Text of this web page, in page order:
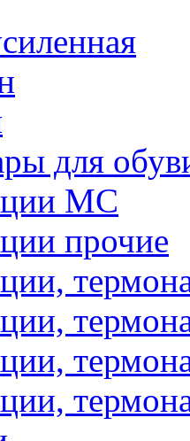
для
МС
прочие